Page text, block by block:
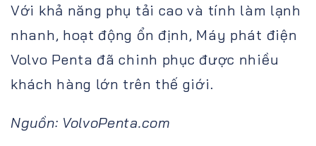
Với khả năng phụ tải cao và tính làm lạnh
nhanh, hoạt động ổn định, Máy phát điện
Volvo Penta đã chinh phục được nhiều
khách hàng lớn trên thế giới.
Nguồn: VolvoPenta.com